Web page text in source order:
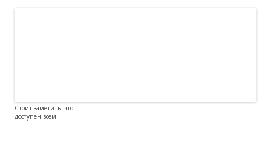
Стоит заметить что
доступен всем.